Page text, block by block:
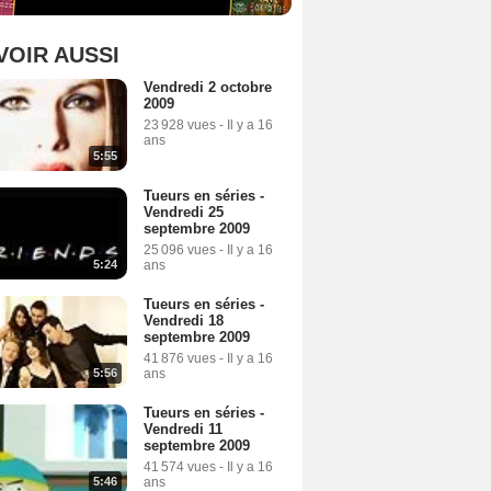
AUSSI
5:55
Vendredi 2 octobre
2009
23 928 vues - Il y a 16
ans
5:24
Tueurs en séries -
Vendredi 25
septembre 2009
25 096 vues - Il y a 16
ans
5:56
Tueurs en séries -
Vendredi 18
septembre 2009
41 876 vues - Il y a 16
ans
5:46
Tueurs en séries -
Vendredi 11
septembre 2009
41 574 vues - Il y a 16
ans